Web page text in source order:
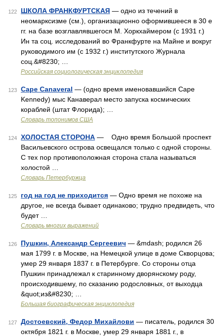
122 ШКОЛА ФРАНКФУРТСКАЯ — одно из течений в
неомарксизме (см.), организационно оформившееся в 30 е
гг. на базе возглавлявшегося М. Хоркхаймером (с 1931 г.)
Ин та соц. исследований во Франкфурте на Майне и вокруг
руководимого им (с 1932 г.) институтского Журнала
соц.&#8230; …
Российская социологическая энциклопедия
123 Cape Canaveral — (одно время именовавшийся Саре
Kennedy) мыс Канаверал место запуска космических
кораблей (штат Флорида); …
Словарь топонимов США
124 ХОЛОСТАЯ СТОРОНА — Одно время Большой проспект
Васильевского острова освещался только с одной стороны.
С тех пор противоположная сторона стала называться
холостой …
Словарь Петербуржца
125 год на год не приходится — Одно время не похоже на
другое, не всегда бывает одинаково; трудно предвидеть, что
будет …
Словарь многих выражений
126 Пушкин, Александр Сергеевич — &mdash; родился 26
мая 1799 г. в Москве, на Немецкой улице в доме Скворцова;
умер 29 января 1837 г. в Петербурге. Со стороны отца
Пушкин принадлежал к старинному дворянскому роду,
происходившему, по сказанию родословных, от выходца
&quot;из&#8230; …
Большая биографическая энциклопедия
127 Достоевский, Федор Михайлови — писатель, родился 30
октября 1821 г. в Москве, умер 29 января 1881 г., в